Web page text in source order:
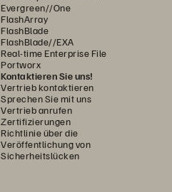
Evergreen//One
FlashArray
FlashBlade
FlashBlade//EXA
Real-time Enterprise File
Portworx
Kontaktieren Sie uns!
Vertrieb kontaktieren
Sprechen Sie mit uns
Vertrieb anrufen
Zertifizierungen
Richtlinie über die
Veröffentlichung von
Sicherheitslücken